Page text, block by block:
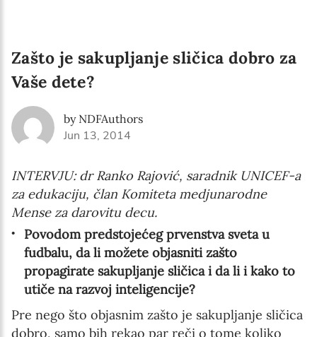
Zašto je sakupljanje sličica dobro za
Vaše dete?
by NDFAuthors
Jun 13, 2014
INTERVJU: dr Ranko Rajović, saradnik UNICEF-a
za edukaciju, član Komiteta medjunarodne
Mense za darovitu decu.
Povodom predstojećeg prvenstva sveta u
fudbalu, da li možete objasniti zašto
propagirate sakupljanje sličica i da li i kako to
utiče na razvoj inteligencije?
Pre nego što objasnim zašto je sakupljanje sličica
dobro, samo bih rekao par reči o tome koliko
SUBSCRIBE